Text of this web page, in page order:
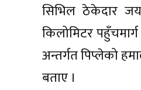
सिभिल ठेकेदार
किलोमिटर
अन्तर्गत पिप्लेको
बताए ।